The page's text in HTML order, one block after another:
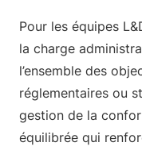
Pour les équipes
la charge
l’ensemble des
réglementaires ou
gestion de la
équilibrée qui